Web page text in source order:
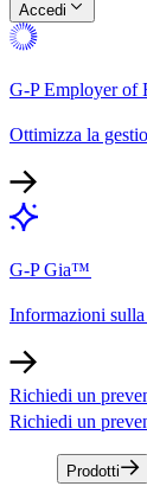
Accedi​​
G-P Employer
Ottimizza la
G-P Gia™​​
Informazioni
Richiedi un
Richiedi un
Prodotti​​